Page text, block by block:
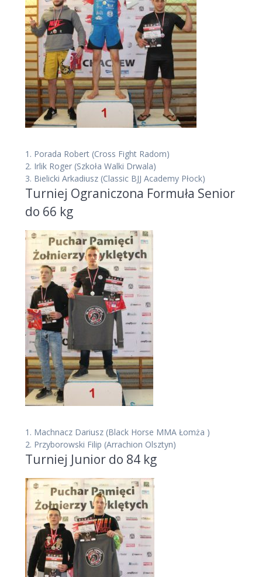
1. Porada Robert (Cross Fight Radom)
2. Irlik Roger (Szkoła Walki Drwala)
3. Bielicki Arkadiusz (Classic BJJ Academy Płock)
Turniej Ograniczona Formuła Senior
do 66 kg
1. Machnacz Dariusz (Black Horse MMA Łomża )
2. Przyborowski Filip (Arrachion Olsztyn)
Turniej Junior do 84 kg